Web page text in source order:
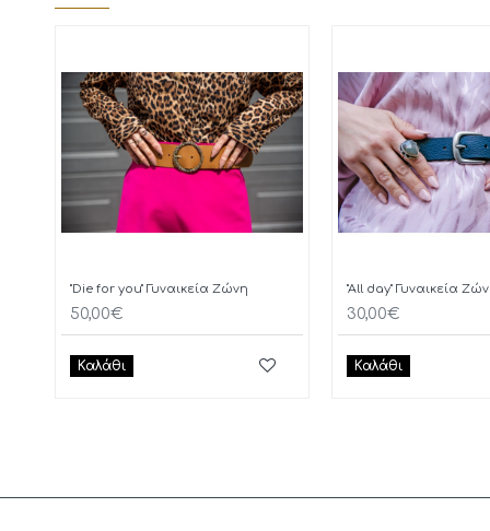
"Die for you" Γυναικεία Ζώνη
50,00€
Καλάθι
"All day" Γυναικεία
30,00€
Καλάθι